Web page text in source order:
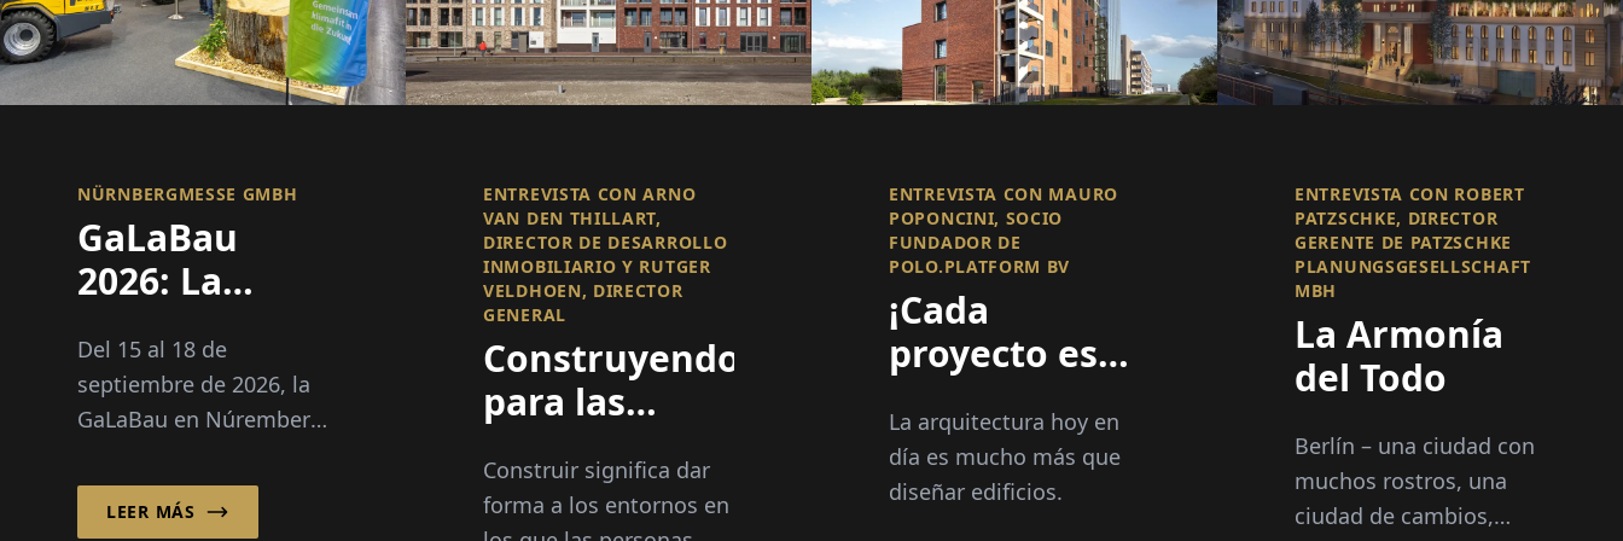
NÜRNBERGMESSE GMBH
GaLaBau
2026: La
verde se
adapta al
Del 15 al 18 de
septiembre de 2026, la
GaLaBau en Núremberg
para la adaptación al
clima y la escasez de
LEER MÁS
ENTREVISTA CON ARNO
VAN DEN THILLART,
DIRECTOR DE DESARROLLO
INMOBILIARIO Y RUTGER
VELDHOEN, DIRECTOR
GENERAL
Construyendo
para las
Construir significa dar
forma a los entornos en
ENTREVISTA CON MAURO
POPONCINI, SOCIO
FUNDADOR DE
POLO.PLATFORM BV
¡Cada
proyecto es
oportunidad
para mejorar
La arquitectura hoy en
día es mucho más que
diseñar edificios.
ENTREVISTA CON ROBERT
PATZSCHKE, DIRECTOR
GERENTE DE PATZSCHKE
PLANUNGSGESELLSCHAFT
MBH
La Armonía
del Todo
Berlín – una ciudad con
muchos rostros, una
ciudad de cambios,